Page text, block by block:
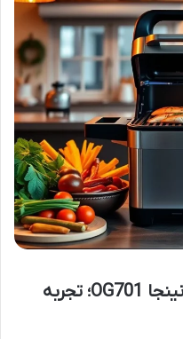
بررسی گریل و باربیکیو برقی نینجا OG701؛ تجربه